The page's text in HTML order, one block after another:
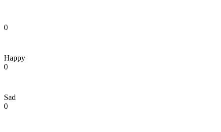
0
Happy
0
Sad
0